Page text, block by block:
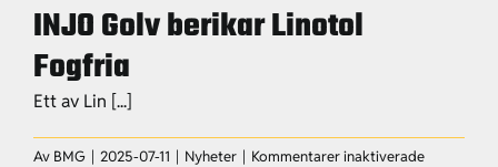
INJO Golv berikar Linotol
Fogfria
Ett av Lin [...]
Av BMG | 2025-07-11 | Nyheter | Kommentarer inaktiveradeför